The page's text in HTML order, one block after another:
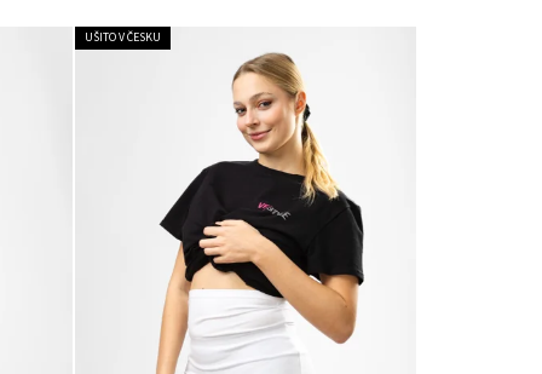
UŠITO V ČESKU